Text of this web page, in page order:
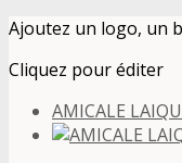
Ajoutez un logo, un
Cliquez pour éditer
AMICALE